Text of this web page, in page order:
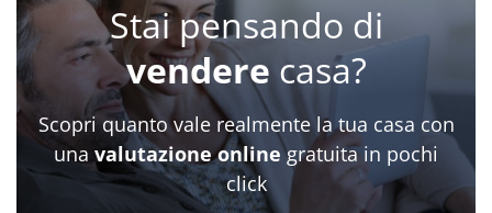
Stai pensando di
vendere casa?
Scopri quanto vale realmente la tua casa con
una valutazione onlinegratuita in pochi
click